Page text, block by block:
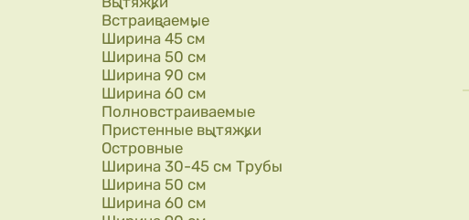
Встраиваемые
Ширина 45 см
Ширина 50 см
Ширина 90 см
Ширина 60 см
Полновстраиваемые
Пристенные вытяжки
Островные
Ширина 30-45 см Трубы
Ширина 50 см
Ширина 60 см